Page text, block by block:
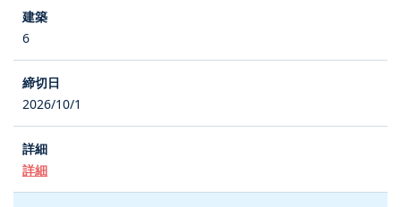
6
2026/10/1
詳細